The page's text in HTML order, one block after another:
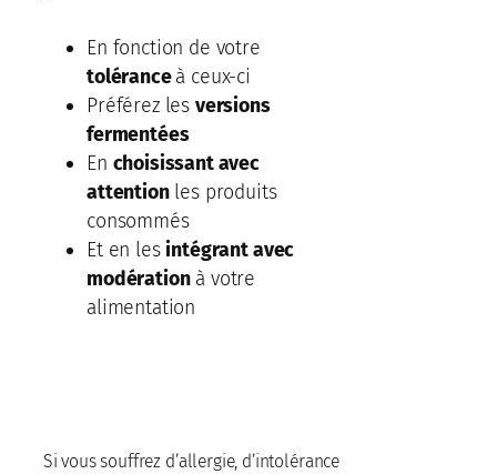
En fonction de votre
toléranceà ceux-ci
Préférez les versions
fermentées
En choisissant avec
attentionles produits
consommés
Et en lesintégrant avec
modérationà votre
alimentation
Si vous souffrez d’allergie, d’intolérance